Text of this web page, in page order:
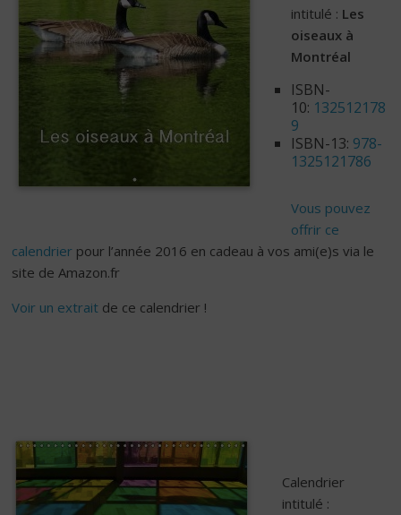
intitulé : Les
oiseaux à
Montréal
ISBN-
10: 132512178
9
ISBN-13: 978-
1325121786
Vous pouvez
offrir ce
calendrier pour l’année 2016 en cadeau à vos ami(e)s via le
site de Amazon.fr
Voir un extrait de ce calendrier !
Calendrier
intitulé :